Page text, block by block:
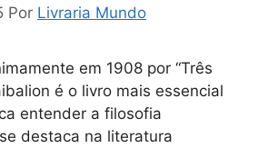
Por Livraria Mundo
em 1908 por “Três
é o livro mais essencial
entender a filosofia
destaca na literatura